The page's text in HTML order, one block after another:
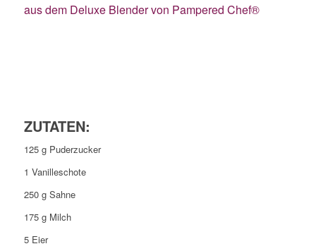
aus dem Deluxe Blender von Pampered Chef®
ZUTATEN:
125 g Puderzucker
1 Vanilleschote
250 g Sahne
175 g Milch
5 Eier